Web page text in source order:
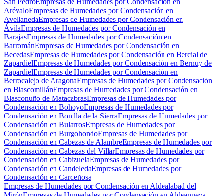
ArévaloEmpresas de Humedades por Condensación en
AvellanedaEmpresas de Humedades por Condensación en
ÁvilaEmpresas de Humedades por Condensación en
BarajasEmpresas de Humedades por Condensación en
BarrománEmpresas de Humedades por Condensación en
BecedasEmpresas de Humedades por Condensación en Bercial de
ZapardielEmpresas de Humedades por Condensación en Bernuy de
ZapardielEmpresas de Humedades por Condensación en
Berrocalejo de AragonaEmpresas de Humedades por Condensación
en BlascomillánEmpresas de Humedades por Condensación en
Blasconuño de MatacabrasEmpresas de Humedades por
Condensación en BohoyoEmpresas de Humedades por
Condensación en Bonilla de la SierraEmpresas de Humedades por
Condensación en BularrosEmpresas de Humedades por
Condensación en BurgohondoEmpresas de Humedades por
Condensación en Cabezas de AlambreEmpresas de Humedades por
Condensación en Cabezas del VillarEmpresas de Humedades por
Condensación en CabizuelaEmpresas de Humedades por
Condensación en CandeledaEmpresas de Humedades por
Condensación en Cardeñosa
Empresas de Humedades por Condensación en Aldealabad del